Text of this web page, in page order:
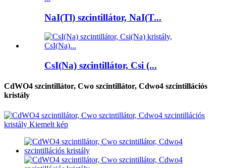
NaI(Tl) szcintillátor, NaI(T...
CsI(Na) szcintillátor, Csi (...
CdWO4 szcintillátor, Cwo szcintillátor, Cdwo4 szcintillációs
kristály